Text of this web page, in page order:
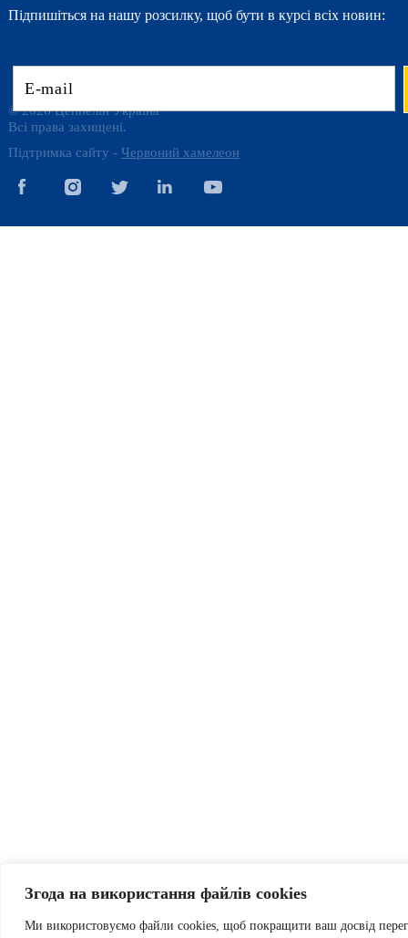
Згода на використання файлів cookies
Ми використовуємо файли cookies, щоб покращити ваш досвід
Підпишіться на нашу розсилку, щоб бути в курсі всіх новин:
© 2026 Цеппелін Україна
Всі права захищені.
Підтримка сайту - Червоний хамелеон